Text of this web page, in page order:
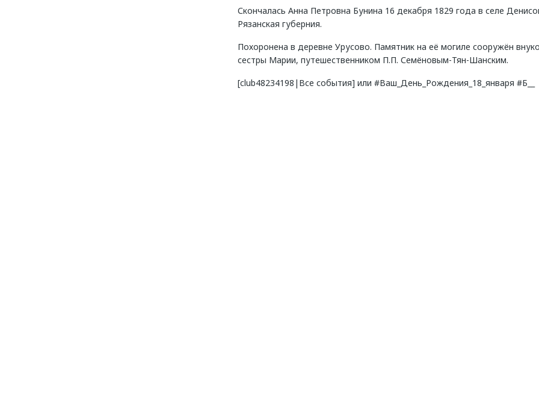
Скончалась Анна Петровна Бунина 16 декабря 1829 года в селе
Рязанская губерния.
Похоронена в деревне Урусово. Памятник на её могиле сооружён
сестры Марии, путешественником П.П. Семёновым-Тян-Шанским.
[club48234198|Все события] или #Ваш_День_Рождения_18_января #Б__